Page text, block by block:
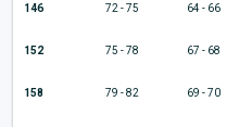
146 72 - 75 64 - 66
152 75 - 78 67 - 68
158 79 - 82 69 - 70